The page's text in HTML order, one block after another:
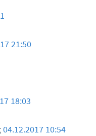
21:50
18:03
04.12.2017 10:54